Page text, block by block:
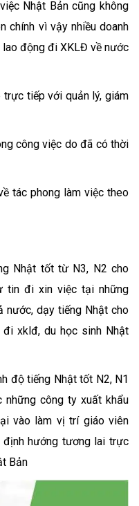
Nhật Bản cũng không
chính vì vậy nhiều doanh
động đi XKLĐ về nước
tiếp với quản lý, giám
công việc do đã có thời
tác phong làm việc theo
Nhật tốt từ N3, N2 cho
tin đi xin việc tại những
nước, dạy tiếng Nhật cho
xklđ, du học sinh Nhật
độ tiếng Nhật tốt N2, N1
công ty xuất khẩu
vào làm vị trí giáo viên
hướng tương lai trực
Bản